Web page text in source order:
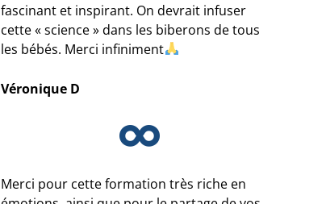
fascinant et inspirant. On devrait infuser
cette « science » dans les biberons de tous
les bébés. Merci infiniment
Véronique D
Merci pour cette formation très riche en